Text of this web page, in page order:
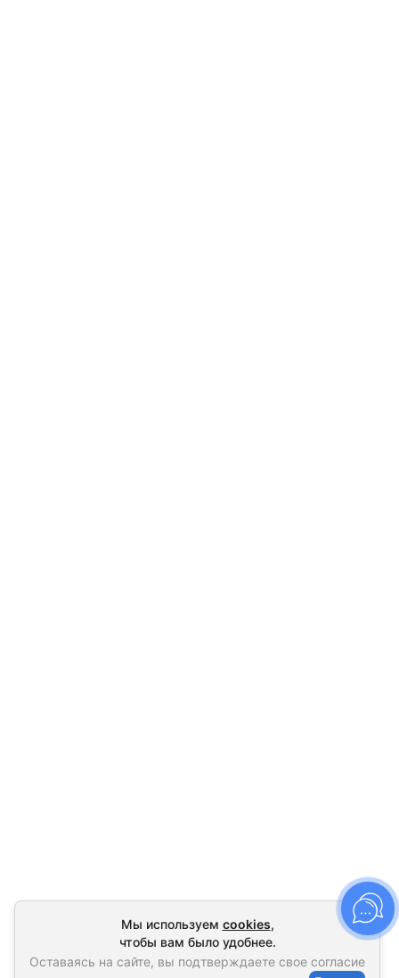
Мы используем cookies,
чтобы вам было удобнее.
Оставаясь на сайте, вы подтверждаете свое согласие